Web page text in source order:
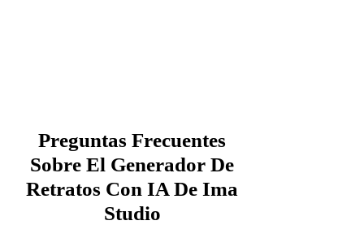
Preguntas Frecuentes
Sobre El Generador De
Retratos Con IA De Ima
Studio